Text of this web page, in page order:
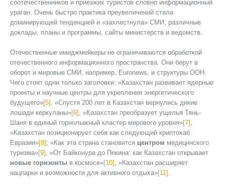
соотечественников и приезжих туристов словно информационный
ураган. Очень быстро практика преувеличений стала
доминирующей тенденцией и «захлестнула» СМИ, различные
доклады, планы и программы, сайты министерств и ведомств.
Отечественные имиджмейкеры не ограничиваются обработкой
отечественного информационного пространства. Они берут в
оборот и мировые СМИ, например, Euronews, и структуры ООН.
Чего стоят одни только заголовки: «Казахстан развивает ядерные
проекты и научные центры для укрепления энергетического
будущего»[5] , «Спустя 200 лет в Казахстан вернулись дикие
лошади керкуланы»[6] , «Казахстан преобразует ущелья Тянь-
Шаня в единый горнолыжный кластер мирового уровня»[7]
«Казахстан позиционирует себя как следующий криптохаб
Евразии»[8]; «Как эта страна становится центром медицинского
туризма»[9] , «От Байконура до Пекина: как Казахстан открывает
новые горизонты в космосе»[10] , «Казахстан расширяет
нацпарки и возможности для активного отдыха»[11]